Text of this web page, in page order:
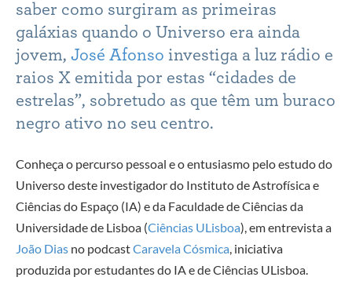
saber como surgiram as primeiras
galáxias quando o Universo era ainda
jovem, José Afonso investiga a luz rádio e
raios X emitida por estas “cidades de
estrelas”, sobretudo as que têm um buraco
negro ativo no seu centro.
Conheça o percurso pessoal e o entusiasmo pelo estudo do
Universo deste investigador do Instituto de Astrofísica e
Ciências do Espaço (IA) e da Faculdade de Ciências da
Universidade de Lisboa (Ciências ULisboa), em entrevista a
João Dias no podcastCaravela Cósmica , iniciativa
produzida por estudantes do IA e de Ciências ULisboa.